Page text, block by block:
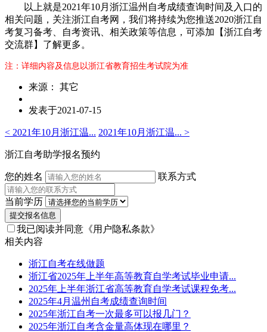
以上就是2021年10月浙江温州自考成绩查询时间及入口的
相关问题，关注浙江自考网，我们将持续为您推送2020浙江自
考复习备考、自考资讯、相关政策等信息，可添加【浙江自考
交流群】了解更多。
注：详细内容及信息以浙江省教育招生考试院为准
来源： 其它
发表于2021-07-15
< 2021年10月浙江温... 2021年10月浙江温... >
浙江自考助学报名预约
您的姓名 联系方式
当前学历
提交报名信息
我已阅读并同意 《用户隐私条款》
相关内容
浙江自考在线做题
浙江省2025年上半年高等教育自学考试毕业申请...
2025年上半年浙江省高等教育自学考试课程免考...
2025年4月温州自考成绩查询时间
2025年浙江自考一次最多可以报几门？
2025年浙江自考含金量高体现在哪里？